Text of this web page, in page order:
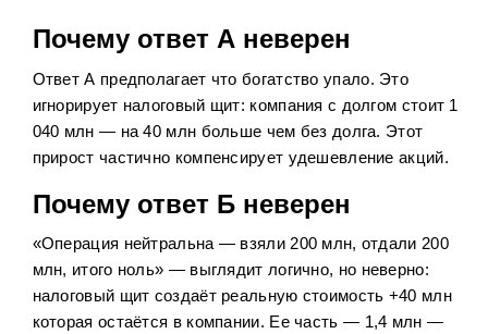
Почему ответ А неверен
Ответ А предполагает что богатство упало. Это
игнорирует налоговый щит: компания с долгом стоит 1
040 млн — на 40 млн больше чем без долга. Этот
прирост частично компенсирует удешевление акций.
Почему ответ Б неверен
«Операция нейтральна — взяли 200 млн, отдали 200
млн, итого ноль» — выглядит логично, но неверно:
налоговый щит создаёт реальную стоимость +40 млн
которая остаётся в компании. Ее часть — 1,4 млн —